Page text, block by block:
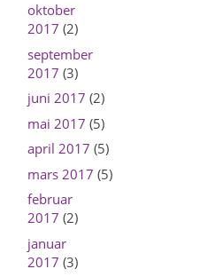
oktober
2017 (2)
september
2017 (3)
juni 2017 (2)
mai 2017 (5)
april 2017 (5)
mars 2017 (5)
februar
2017 (2)
januar
2017 (3)